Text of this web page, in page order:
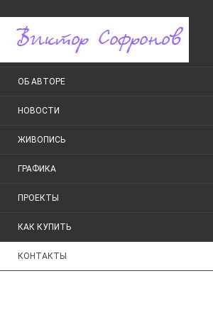
ОБ АВТОРЕ
НОВОСТИ
ЖИВОПИСЬ
ГРАФИКА
ПРОЕКТЫ
КАК КУПИТЬ
КОНТАКТЫ